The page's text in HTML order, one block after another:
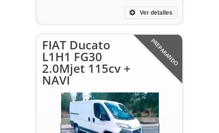
Ver detalles
PREPARANDO
FIAT Ducato
L1H1 FG30
2.0Mjet 115cv +
NAVI